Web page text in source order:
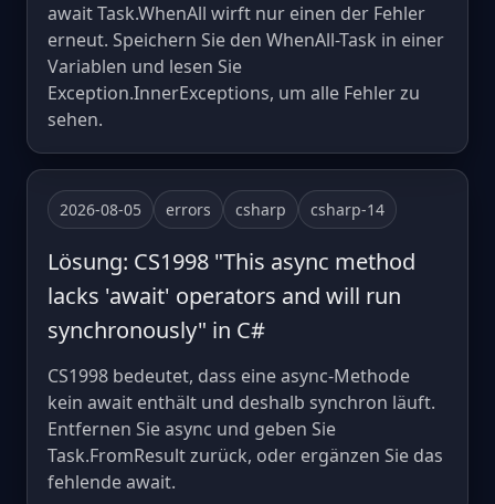
await Task.WhenAll wirft nur einen der Fehler
erneut. Speichern Sie den WhenAll-Task in einer
Variablen und lesen Sie
Exception.InnerExceptions, um alle Fehler zu
sehen.
2026-08-05 errors csharp csharp-14
Lösung: CS1998 "This async method
lacks 'await' operators and will run
synchronously" in C#
CS1998 bedeutet, dass eine async-Methode
kein await enthält und deshalb synchron läuft.
Entfernen Sie async und geben Sie
Task.FromResult zurück, oder ergänzen Sie das
fehlende await.